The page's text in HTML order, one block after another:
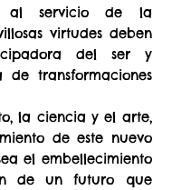
al servicio de la
virtudes deben
del ser y
transformaciones
la ciencia y el arte,
de este nuevo
el embellecimiento
de un futuro que